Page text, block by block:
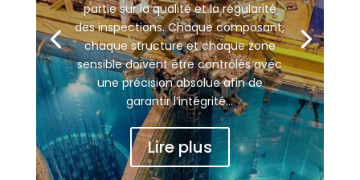
partie sur la qualité et la régularité
des inspections. Chaque composant,
chaque structure et chaque zone
sensible doivent être contrôlés avec
une précision absolue afin de
garantir l’intégrité...
Lire plus